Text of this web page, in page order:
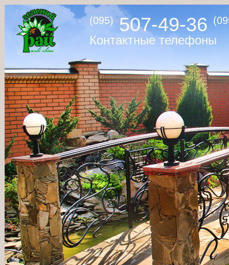
(095) 507-49-36
Контактные телефоны